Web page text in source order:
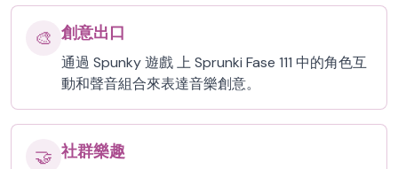
🎨 創意出口
通過 Spunky 遊戲 上 Sprunki Fase 111 中的角色互
動和聲音組合來表達音樂創意。
🤝 社群樂趣